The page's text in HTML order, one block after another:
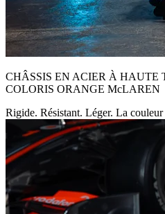
CHÂSSIS EN ACIER À HAUTE
COLORIS ORANGE McLAREN
Rigide. Résistant. Léger. La couleur